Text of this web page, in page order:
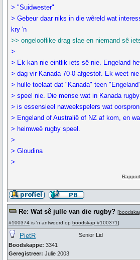
> "Suidwester"
> Gebeur daar niks in die wêreld wat
kry 'n
>> ongelooflike drag slae en niemand sê
>
> Ek kan nie eintlik iets sê nie. Engeland
> dag vir Kanada 70-0 afgestof. Ek weet
> hulle toelaat dat "Kanada" teen
> speel nie. Die mense wat in Kanada
> is essensieel naweekspelers wat
> Engeland of Australië of NZ af kom, en
> heimweë rugby speel.
>
> Gloudina
>
Re: Wat sê julle van die rugby? [
#100374 is 'n antwoord op boodskap #100371]
PietR
Boodskappe: 3341
Geregistreer: Julie 2003
Senior Lid